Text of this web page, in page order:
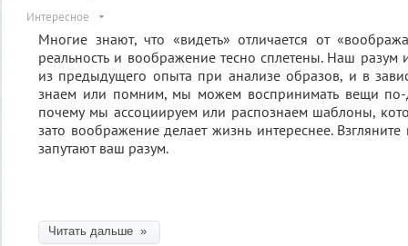
Интересное
Многие знают, что «видеть» отличается от
реальность и воображение тесно сплетены. Наш разум
из предыдущего опыта при анализе образов, и в
знаем или помним, мы можем воспринимать вещи по-
почему мы ассоциируем или распознаем шаблоны,
зато воображение делает жизнь интереснее.
запутают ваш разум.
Читать дальше »